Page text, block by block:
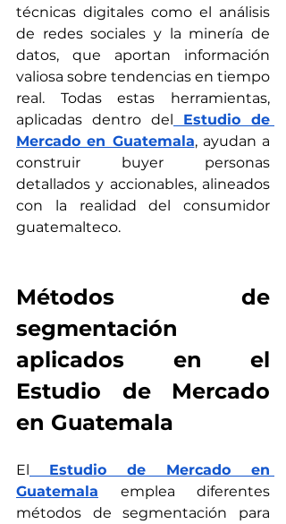
técnicas digitales como el análisis
de redes sociales y la minería de
datos, que aportan información
valiosa sobre tendencias en tiempo
real. Todas estas herramientas,
aplicadas dentro del
Estudio de
Mercado en Guatemala, ayudan a
construir buyer personas
detallados y accionables, alineados
con la realidad del consumidor
guatemalteco.
Métodos de
segmentación
aplicados en el
Estudio de Mercado
en Guatemala
El
Estudio de Mercado en
Guatemala emplea diferentes
métodos de segmentación para